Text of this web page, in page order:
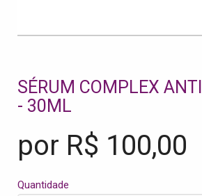
SÉRUM COMPLEX
- 30ML
por R$ 100,00
Quantidade